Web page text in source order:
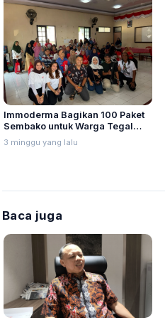
Immoderma Bagikan 100 Paket
Sembako untuk Warga Tegal
Sari Semarang
3 minggu yang lalu
Baca juga